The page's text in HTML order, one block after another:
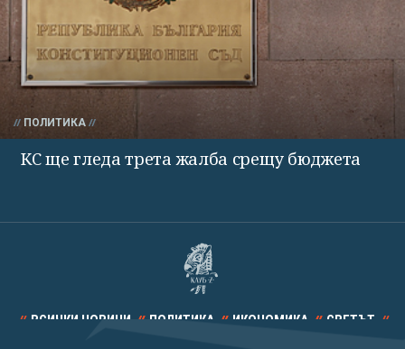
ПОЛИТИКА
КС ще гледа трета жалба срещу бюджета
ВСИЧКИ НОВИНИ ПОЛИТИКА ИКОНОМИКА СВЕТЪТ